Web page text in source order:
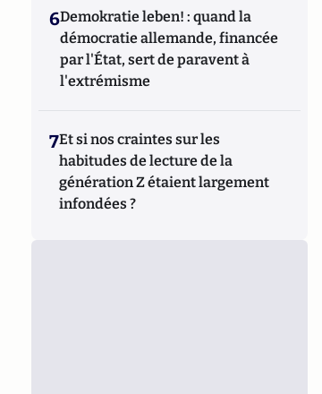
6Demokratie leben! : quand la
démocratie allemande, financée
par l'État, sert de paravent à
l'extrémisme
7Et si nos craintes sur les
habitudes de lecture de la
génération Z étaient largement
infondées ?